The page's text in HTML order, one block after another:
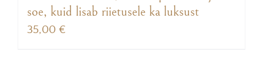
soe, kuid lisab riietusele ka luksust
35,00 €